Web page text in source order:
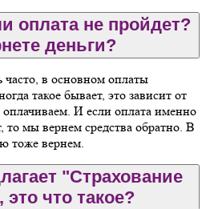
оплата не пройдет?
деньги?
часто, в основном оплаты
такое бывает, это зависит от
И если оплата именно
то мы вернем средства обратно. В
тоже вернем.
"Страхование
это что такое?